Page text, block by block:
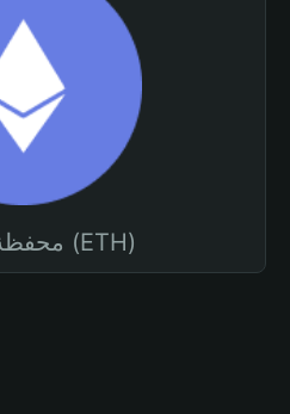
محفظة إيثيريوم (ETH)